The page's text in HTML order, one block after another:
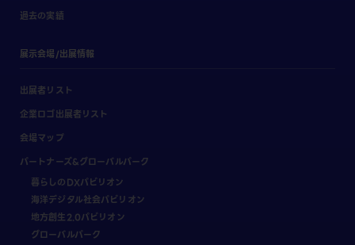
過去の実績
展示会場/出展情報
出展者リスト
企業ロゴ出展者リスト
会場マップ
パートナーズ&グローバルパーク
暮らしのDXパビリオン
海洋デジタル社会パビリオン
地方創生2.0パビリオン
グローバルパーク